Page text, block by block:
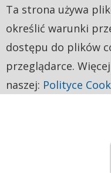
Ta strona używa
określić warunki
dostępu do plików
przeglądarce.
naszej: Polityce